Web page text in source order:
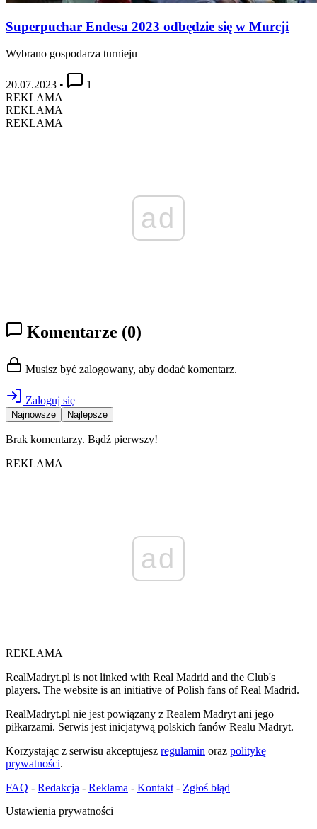
Superpuchar Endesa 2023 odbędzie się w Murcji
Wybrano gospodarza turnieju
20.07.2023 •
1
REKLAMA
REKLAMA
REKLAMA
ad
Komentarze (0)
Musisz być zalogowany, aby dodać komentarz.
Zaloguj się
Najnowsze Najlepsze
Brak komentarzy. Bądź pierwszy!
REKLAMA
ad
REKLAMA
RealMadryt.pl is not linked with Real Madrid and the Club's
players. The website is an initiative of Polish fans of Real Madrid.
RealMadryt.pl nie jest powiązany z Realem Madryt ani jego
piłkarzami. Serwis jest inicjatywą polskich fanów Realu Madryt.
Korzystając z serwisu akceptujesz regulamin oraz politykę
prywatności.
FAQ - Redakcja - Reklama - Kontakt - Zgłoś błąd
Ustawienia prywatności